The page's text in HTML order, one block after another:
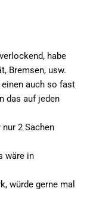
habe
Bremsen, usw.
auch so fast
das auf jeden
2 Sachen
wäre in
würde gerne mal